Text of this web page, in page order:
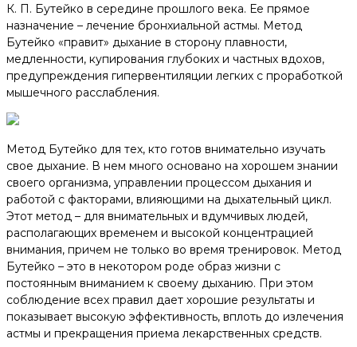
К. П. Бутейко в середине прошлого века. Ее прямое
назначение – лечение бронхиальной астмы. Метод
Бутейко «правит» дыхание в сторону плавности,
медленности, купирования глубоких и частных вдохов,
предупреждения гипервентиляции легких с проработкой
мышечного расслабления.
Метод Бутейко для тех, кто готов внимательно изучать
свое дыхание. В нем много основано на хорошем знании
своего организма, управлении процессом дыхания и
работой с факторами, влияющими на дыхательный цикл.
Этот метод – для внимательных и вдумчивых людей,
располагающих временем и высокой концентрацией
внимания, причем не только во время тренировок. Метод
Бутейко – это в некотором роде образ жизни с
постоянным вниманием к своему дыханию. При этом
соблюдение всех правил дает хорошие результаты и
показывает высокую эффективность, вплоть до излечения
астмы и прекращения приема лекарственных средств.